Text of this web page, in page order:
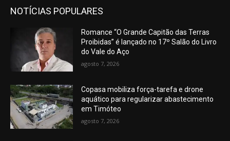
NOTÍCIAS POPULARES
Romance “O Grande Capitão das Terras
Proibidas” é lançado no 17º Salão do Livro
do Vale do Aço
agosto 7, 2026
Copasa mobiliza força-tarefa e drone
aquático para regularizar abastecimento
em Timóteo
agosto 7, 2026